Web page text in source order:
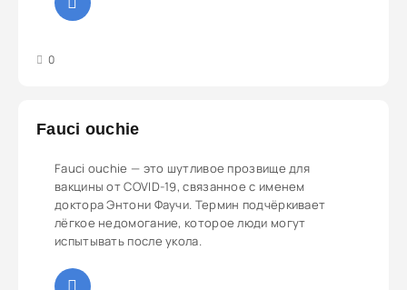
0
Fauci ouchie
Fauci ouchie — это шутливое прозвище для
вакцины от COVID-19, связанное с именем
доктора Энтони Фаучи. Термин подчёркивает
лёгкое недомогание, которое люди могут
испытывать после укола.